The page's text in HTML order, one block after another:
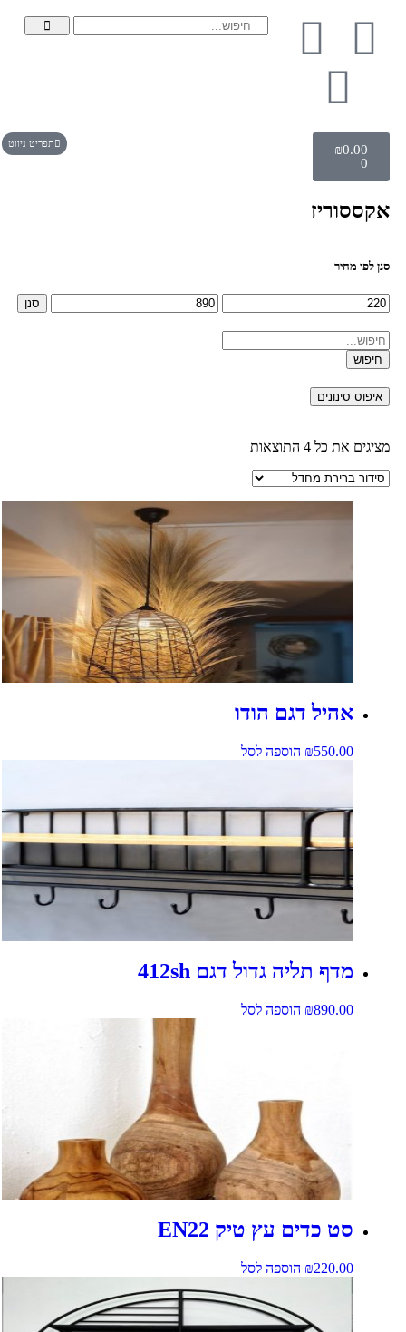
₪0.00
תפריט ניווט
אקססוריז
סנן לפי מחיר
סנן
חיפוש
איפוס סינונים
מציגים את כל ⁦4⁩ התוצאות
אהיל דגם הודו
₪550.00 הוספה לסל
מדף תליה גדול דגם 412sh
₪890.00 הוספה לסל
סט כדים עץ טיק EN22
₪220.00 הוספה לסל